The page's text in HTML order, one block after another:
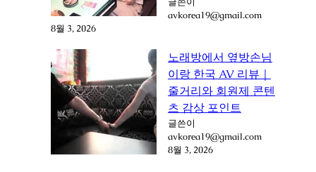
avkorea19@gmail.com
8월 3, 2026
노래방에서 옆방손님
이랑 한국 AV 리뷰｜
줄거리와 회원제 콘텐
츠 감상 포인트
글쓴이
avkorea19@gmail.com
8월 3, 2026